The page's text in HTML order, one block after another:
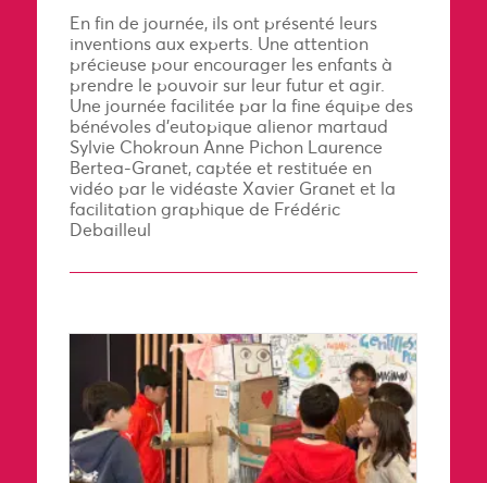
En fin de journée, ils ont présenté leurs
inventions aux experts. Une attention
précieuse pour encourager les enfants à
prendre le pouvoir sur leur futur et agir.
Une journée facilitée par la fine équipe des
bénévoles d’eutopique alienor martaud
Sylvie Chokroun Anne Pichon Laurence
Bertea-Granet, captée et restituée en
vidéo par le vidéaste Xavier Granet et la
facilitation graphique de Frédéric
Debailleul